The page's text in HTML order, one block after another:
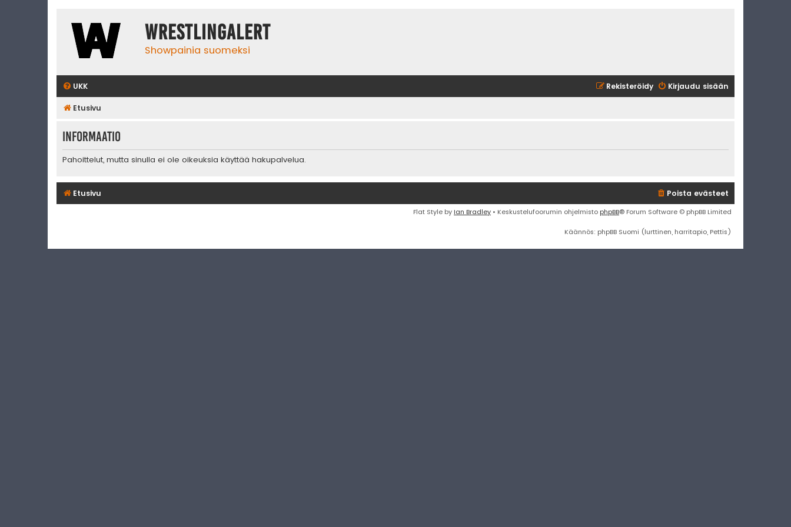
WrestlingAlert
Showpainia suomeksi
UKK Kirjaudu sisään
Rekisteröidy
Etusivu
Informaatio
Pahoittelut, mutta sinulla ei ole oikeuksia käyttää hakupalvelua.
Etusivu Poista evästeet
Flat Style by Ian Bradley • Keskustelufoorumin ohjelmisto phpBB® Forum Software © phpBB Limited
Käännös: phpBB Suomi (lurttinen, harritapio, Pettis)